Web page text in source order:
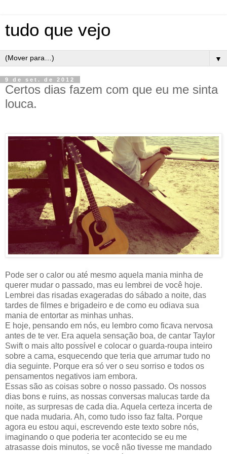
tudo que vejo
▼
9 de set. de 2012
Certos dias fazem com que eu me sinta
louca.
Pode ser o calor ou até mesmo aquela mania minha de
querer mudar o passado, mas eu lembrei de você hoje.
Lembrei das risadas exageradas do sábado a noite, das
tardes de filmes e brigadeiro e de como eu odiava sua
mania de entortar as minhas unhas.
E hoje, pensando em nós, eu lembro como ficava nervosa
antes de te ver. Era aquela sensação boa, de cantar Taylor
Swift o mais alto possível e colocar o guarda-roupa inteiro
sobre a cama, esquecendo que teria que arrumar tudo no
dia seguinte. Porque era só ver o seu sorriso e todos os
pensamentos negativos iam embora.
Essas são as coisas sobre o nosso passado. Os nossos
dias bons e ruins, as nossas conversas malucas tarde da
noite, as surpresas de cada dia. Aquela certeza incerta de
que nada mudaria. Ah, como tudo isso faz falta. Porque
agora eu estou aqui, escrevendo este texto sobre nós,
imaginando o que poderia ter acontecido se eu me
atrasasse dois minutos, se você não tivesse me mandado